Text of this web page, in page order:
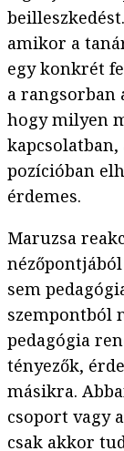
amikor a
egy konkrét
a rangsorban
hogy milyen
pozícióban
érdemes.
Maruzsa
sem
szempontból
pedagógia
tényezők,
másikra.
csoport vagy
csak akkor